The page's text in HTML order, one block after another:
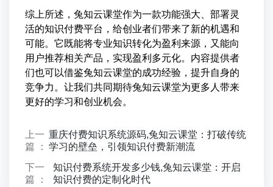
综上所述，兔知云课堂作为一款功能强大、部署灵
活的知识付费平台，给创业者们带来了新的机遇和
可能。它既能将专业知识转化为盈利来源，又能向
用户推荐相关产品，实现盈利多元化。内容提供者
们也可以借鉴兔知云课堂的成功经验，提升自身的
竞争力。让我们共同期待兔知云课堂为更多人带来
更好的学习和创业机会。
上一
篇 ：
重庆付费知识系统源码,兔知云课堂：打破传统
学习的壁垒，引领知识付费新潮流
下一
篇 ：
知识付费系统开发多少钱,兔知云课堂：开启
知识付费的定制化时代